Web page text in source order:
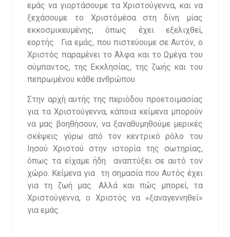
εμάς να γιορτάσουμε τα Χριστούγεννα, και να
ξεχάσουμε το Χριστόμέσα στη δίνη μίας
εκκοσμικευμένης, όπως έχει εξελιχθεί,
εορτής. Για εμάς, που πιστεύουμε σε Αυτόν, ο
Χριστός παραμένει το Άλφα και το Ωμέγα του
σύμπαντος, της Εκκλησίας, της ζωής και του
πεπρωμένου κάθε ανθρώπου.
Στην αρχή αυτής της περιόδου προετοιμασίας
για τα Χριστούγεννα, κάποια κείμενα μπορούν
να μας βοηθήσουν, να ξαναθυμηθούμε μερικές
σκέψεις γύρω από τον κεντρικό ρόλο του
Ιησού Χριστού στην ιστορία της σωτηρίας,
όπως τα είχαμε ήδη αναπτύξει σε αυτό τον
χώρο. Κείμενα για τη σημασία που Αυτός έχει
για τη ζωή μας. Αλλά και πώς μπορεί, τα
Χριστούγεννα, ο Χριστός να «ξαναγεννηθεί»
για εμάς.